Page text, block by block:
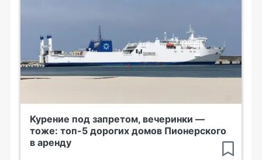
Курение под запретом, вечеринки —
тоже: топ-5 дорогих домов Пионерского
в аренду